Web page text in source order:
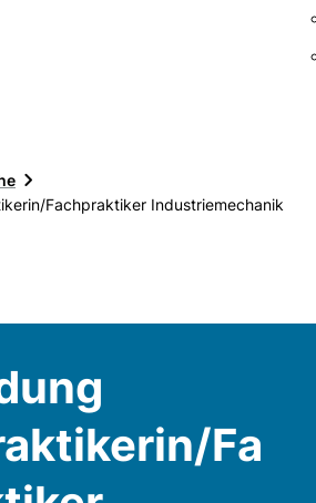
Fachpraktiker Industriemechanik
Fa